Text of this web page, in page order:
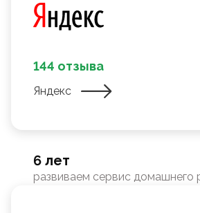
144 отзыва
Яндекс
6 лет
развиваем сервис домашнего